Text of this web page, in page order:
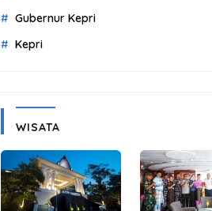
Gubernur Kepri
Kepri
WISATA